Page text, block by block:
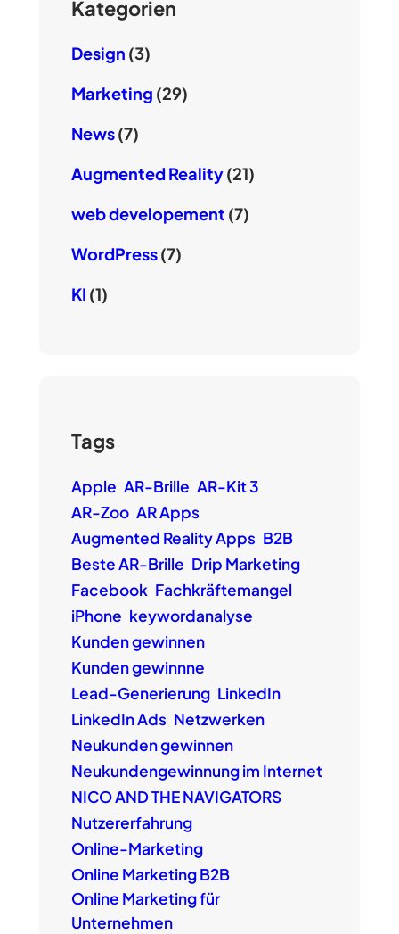
Kategorien
Design (3)
Marketing (29)
News(7)
Augmented Reality(21)
web developement (7)
WordPress(7)
KI (1)
Tags
Apple AR-Brille AR-Kit 3
AR-Zoo AR Apps
Augmented Reality Apps B2B
Beste AR-Brille Drip Marketing
Facebook Fachkräftemangel
iPhone keywordanalyse
Kunden gewinnen
Kunden gewinnne
Lead-Generierung LinkedIn
LinkedIn Ads Netzwerken
Neukunden gewinnen
Neukundengewinnung im Internet
NICO AND THE NAVIGATORS
Nutzererfahrung
Online-Marketing
Online Marketing B2B
Online Marketing für
Unternehmen